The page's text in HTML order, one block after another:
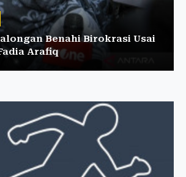
Benahi Birokrasi Usai
Arafiq